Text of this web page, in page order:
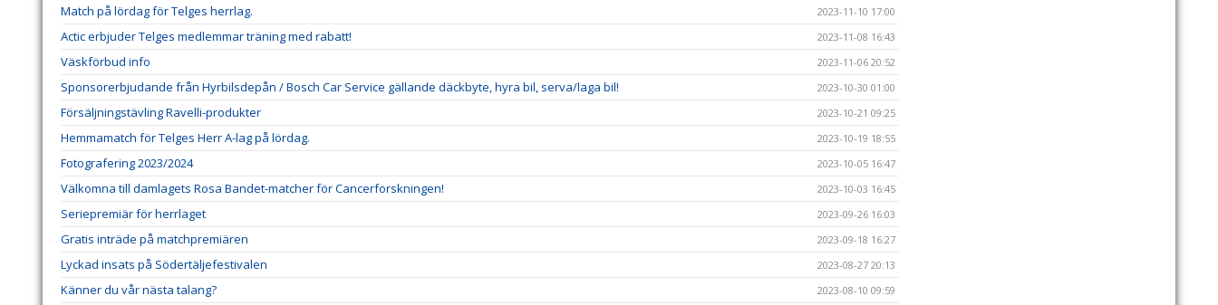
Match på lördag för Telges herrlag. 2023-11-10 17:00
Actic erbjuder Telges medlemmar träning med rabatt! 2023-11-08 16:43
Väskförbud info 2023-11-06 20:52
Sponsorerbjudande från Hyrbilsdepån / Bosch Car Service gällande däckbyte, hyra bil, serva/laga bil! 2023-10-30 01:00
Försäljningstävling Ravelli-produkter 2023-10-21 09:25
Hemmamatch för Telges Herr A-lag på lördag. 2023-10-19 18:55
Fotografering 2023/2024 2023-10-05 16:47
Välkomna till damlagets Rosa Bandet-matcher för Cancerforskningen! 2023-10-03 16:45
Seriepremiär för herrlaget 2023-09-26 16:03
Gratis inträde på matchpremiären 2023-09-18 16:27
Lyckad insats på Södertäljefestivalen 2023-08-27 20:13
Känner du vår nästa talang? 2023-08-10 09:59